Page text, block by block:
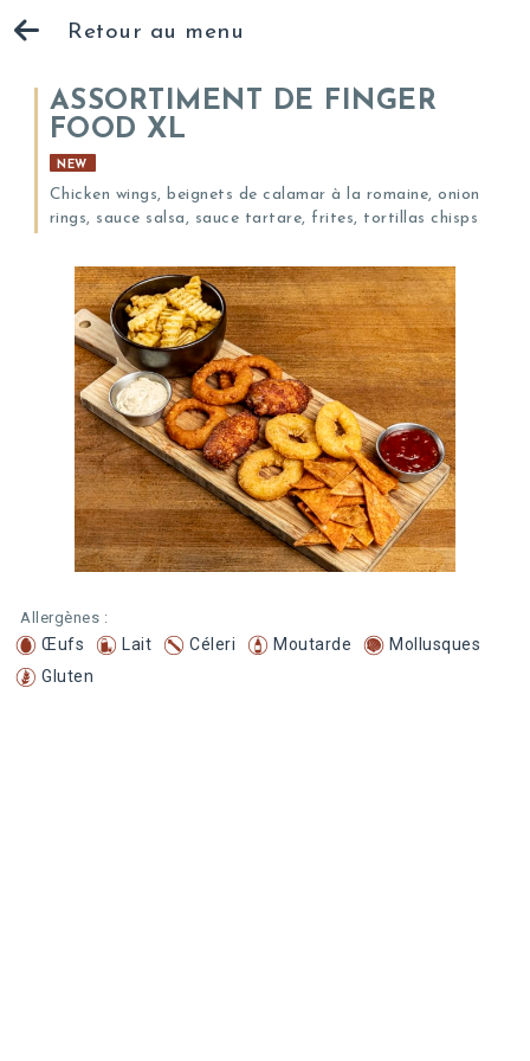
Retour au menu
ASSORTIMENT DE FINGER
FOOD XL
NEW
Chicken wings, beignets de calamar à la romaine, onion
rings, sauce salsa, sauce tartare, frites, tortillas chisps
Allergènes :
Œufs Lait Céleri Moutarde
Mollusques
Gluten